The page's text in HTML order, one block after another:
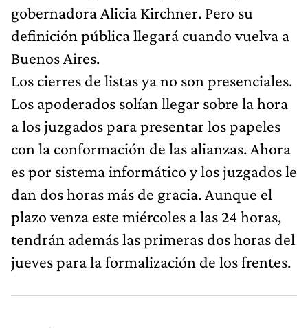
gobernadora Alicia Kirchner. Pero su
definición pública llegará cuando vuelva a
Buenos Aires.
Los cierres de listas ya no son presenciales.
Los apoderados solían llegar sobre la hora
a los juzgados para presentar los papeles
con la conformación de las alianzas. Ahora
es por sistema informático y los juzgados le
dan dos horas más de gracia. Aunque el
plazo venza este miércoles a las 24 horas,
tendrán además las primeras dos horas del
jueves para la formalización de los frentes.